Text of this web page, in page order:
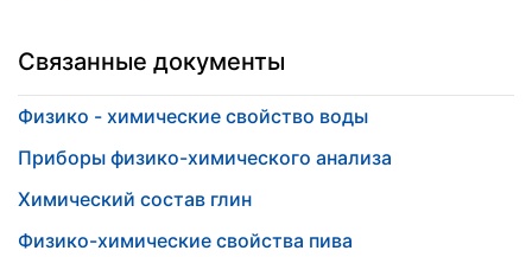
Связанные документы
Физико - химические свойство воды
Приборы физико-химического анализа
Химический состав глин
Физико-химические свойства пива